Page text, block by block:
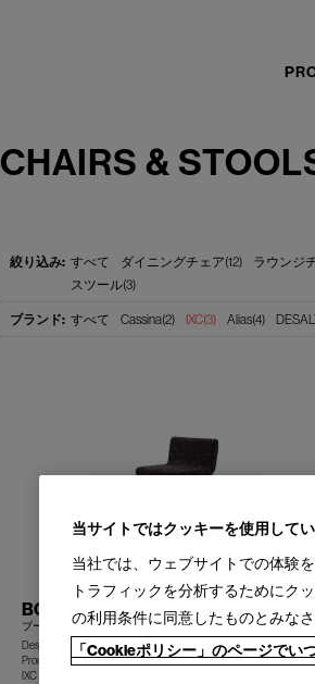
CHAIRS &
すべて ダイニングチェア(12) ラウンジ
スツール(3)
すべて Cassina(2) IXC(3) Alias(4)
BOOMERANG counter chair
ブーメラン カウンタースウィベルチェア
Design : GWÉNAËL NICOLAS
Produce : WATER STUDIO ＋ IXC R&D
IXC
当サイトではクッキーを使用して
当社では、ウェブサイトでの体験
トラフィックを分析するためにク
の利用条件に同意したものとみなさ
「Cookieポリシー」のページでい